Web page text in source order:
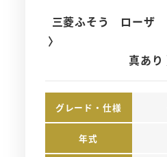
三菱ふそう ローザ
〉 【 車内
真あり
グレード・仕様
年式